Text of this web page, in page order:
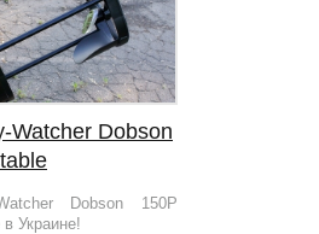
Watcher Dobson
Dobson 150Р
Украине!